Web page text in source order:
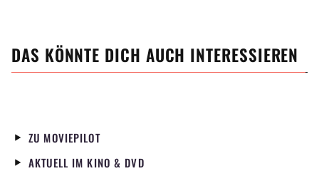
DAS KÖNNTE DICH AUCH INTERESSIEREN
ZU MOVIEPILOT
AKTUELL IM KINO & DVD